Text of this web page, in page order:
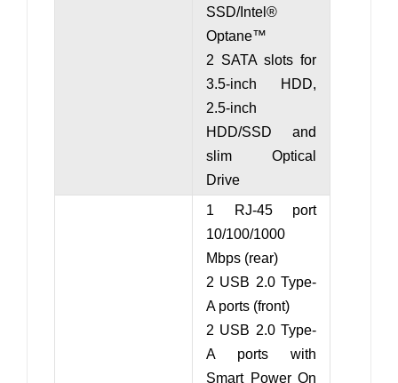
SSD/Intel®
Optane™
2 SATA slots for
3.5-inch HDD,
2.5-inch
HDD/SSD and
slim Optical
Drive
1 RJ-45 port
10/100/1000
Mbps (rear)
2 USB 2.0 Type-
A ports (front)
2 USB 2.0 Type-
A ports with
Smart Power On